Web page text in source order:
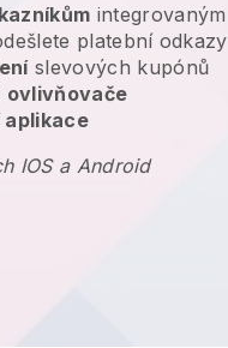
integrovaným
platební odkazy
slevových kupónů
ovlivňovače
aplikace
IOS a Android